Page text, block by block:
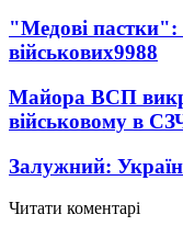
"Медові
військових9988
Майора ВСП
військовому в
Залужний:
Читати коментарі